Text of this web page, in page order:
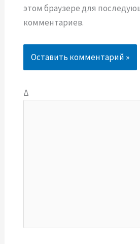
этом браузере для
комментариев.
Δ